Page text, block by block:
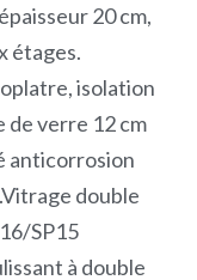
20 cm,
étages.
isolation
verre 12 cm
anticorrosion
double
SP15
à double